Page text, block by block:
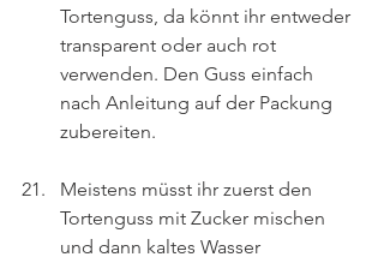
Tortenguss, da könnt ihr entweder
transparent oder auch rot
verwenden. Den Guss einfach
nach Anleitung auf der Packung
zubereiten.
Meistens müsst ihr zuerst den
Tortenguss mit Zucker mischen
und dann kaltes Wasser